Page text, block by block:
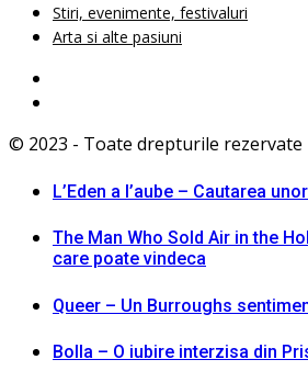
Stiri, evenimente, festivaluri
Arta si alte pasiuni
© 2023 - Toate drepturile rezervate
L’Eden a I’aube – Cautarea
The Man Who Sold Air in the
care poate vindeca
Queer – Un Burroughs
Bolla – O iubire interzisa din